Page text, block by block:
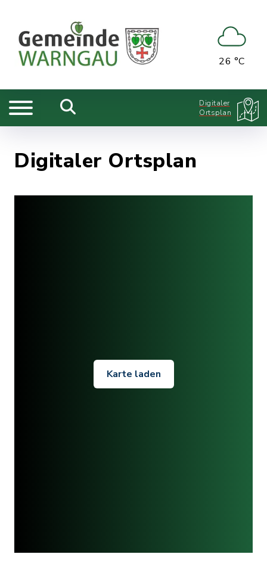
26 °C
Digitaler
Ortsplan
Digitaler Ortsplan
Karte laden